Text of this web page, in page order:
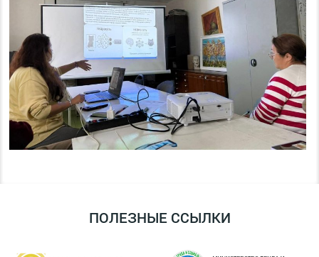
ПОЛЕЗНЫЕ ССЫЛКИ